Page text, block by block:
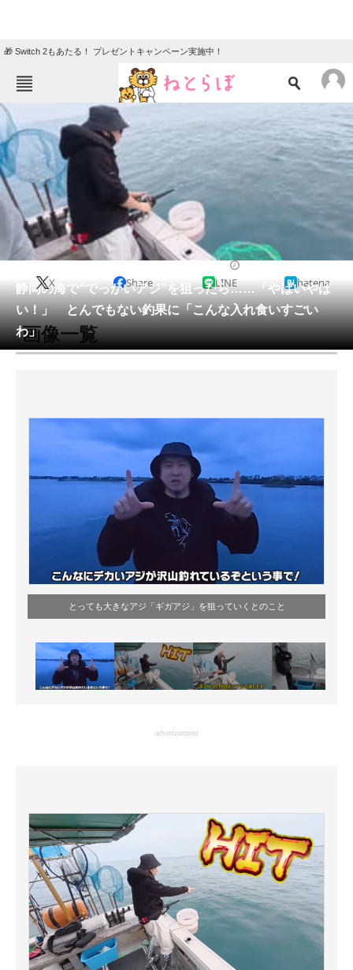
🎁 Switch 2もあたる！ プレゼントキャンペーン実施中！
ねとらぼメニュー
TOP
エンタメ クイズ
グルメ
住まい 教育・育児
動物 リサーチ
会員記事
メディア
注目記事を集めた総合ページ
スマホと通信の最新トレンド
進化するPCとデバイスの未来
好きが集まる 比べて選べる
ビジネスと働き方のヒント
AI活用のいまが分かる
マーケ×ITの今がよく分かる
ITエンジニア向け専門サイト
モノづくり技術者専門サイト
エレクトロニクス専門サイト
電子設計の基本と応用
エネルギーの専門メディア
建設×テクノロジーの最前線
静岡の海で“でっかいアジ”を狙ったら……「やばいやば
い！」 とんでもない釣果に「こんな入れ食いすごい
わ」
X Share LINE hatena
画像一覧
とっても大きなアジ「ギガアジ」を狙っていくとのこと
advertisement